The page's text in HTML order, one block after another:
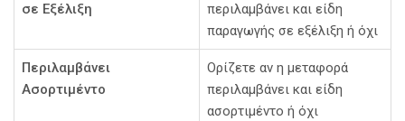
σε Εξέλιξη
περιλαμβάνει και είδη
παραγωγής σε εξέλιξη ή όχι
Περιλαμβάνει
Ασορτιμέντο
Ορίζετε αν η μεταφορά
περιλαμβάνει και είδη
ασορτιμέντο ή όχι